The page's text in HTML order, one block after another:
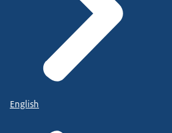
English